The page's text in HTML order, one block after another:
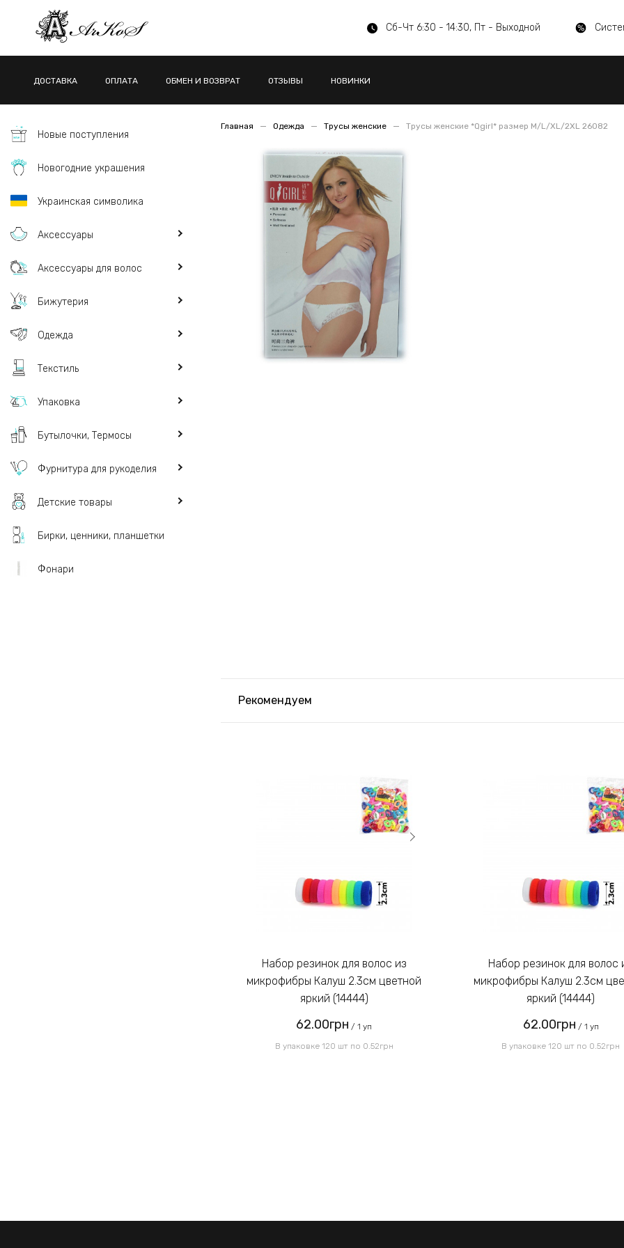
Сб-Чт 6:30 - 14:30, Пт - Выходной
ДОСТАВКА ОПЛАТА ОБМЕН И ВОЗВРАТ ОТЗЫВЫ НОВИНКИ
Новые поступления
Новогодние украшения
Украинская символика
Аксессуары
Аксессуары для волос
Бижутерия
Одежда
Текстиль
Упаковка
Бутылочки, Термосы
Фурнитура для рукоделия
Детские товары
Бирки, ценники, планшетки
Фонари
Главная Одежда Трусы женские Трусы женские *Qgirl* размер M/L/XL/2XL 26082
Рекомендуем
Набор резинок для волос из
микрофибры Калуш 2.3см цветной
яркий (14444)
62.00грн / 1 уп
В упаковке 120 шт по 0.52грн
Набор резинок для волос из
микрофибры Калуш 2.3см
яркий (14444)
62.00грн / 1 уп
В упаковке 120 шт по 0.52грн